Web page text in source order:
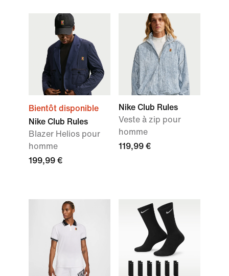
Bientôt disponible
Nike Club Rules
Blazer Helios pour
homme
199,99 €
Nike Club Rules
Veste à zip pour
homme
119,99 €